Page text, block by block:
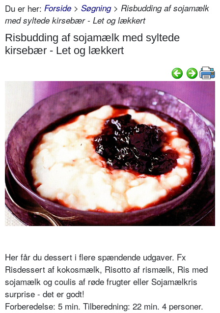
Du er her: Forside > Søgning> Risbudding af sojamælk
med syltede kirsebær - Let og lækkert
Risbudding af sojamælk med syltede
kirsebær - Let og lækkert
Her får du dessert i flere spændende udgaver. Fx
Risdessert af kokosmælk, Risotto af rismælk, Ris med
sojamælk og coulis af røde frugter eller Sojamælkris
surprise - det er godt!
Forberedelse: 5 min. Tilberedning: 22 min. 4 personer.